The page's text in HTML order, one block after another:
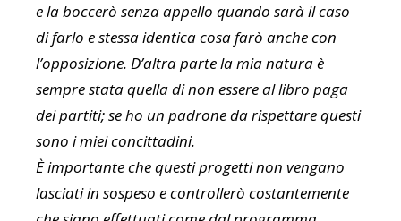
e la boccerò senza appello quando sarà il caso
di farlo e stessa identica cosa farò anche con
l’opposizione. D’altra parte la mia natura è
sempre stata quella di non essere al libro paga
dei partiti; se ho un padrone da rispettare questi
sono i miei concittadini.
È importante che questi progetti non vengano
lasciati in sospeso e controllerò costantemente